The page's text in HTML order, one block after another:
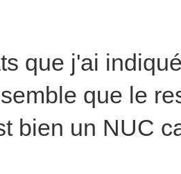
0100
adapter
que j'ai
que le
bien un NUC